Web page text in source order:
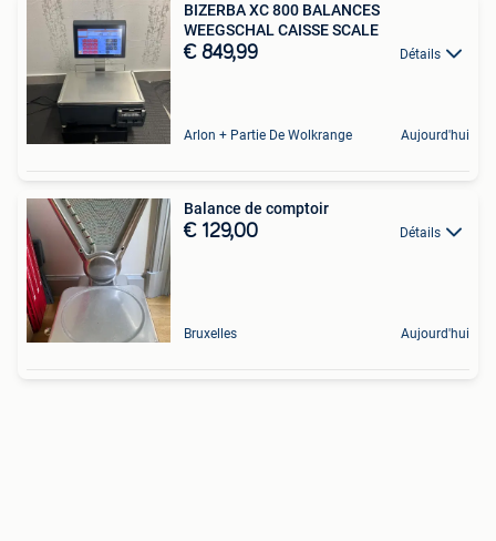
BIZERBA XC 800 BALANCES
WEEGSCHAL CAISSE SCALE
€ 849,99 Détails
Arlon + Partie De Wolkrange Aujourd'hui
Balance de comptoir
€ 129,00 Détails
Bruxelles Aujourd'hui